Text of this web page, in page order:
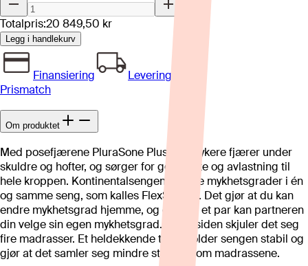
Totalpris:20 849,50 kr
Legg i handlekurv
Finansiering
Levering
Prismatch
Om produktet
Med posefjærene PluraSone Plus har mykere fjærer under
skuldre og hofter, og sørger for god støtte og avlastning til
hele kroppen. Kontinentalsengen har fire mykhetsgrader i én
og samme seng, som kalles FlexSystem. Det gjør at du kan
endre mykhetsgrad hjemme, og er dere et par kan partneren
din velge sin egen mykhetsgrad. På innsiden skjuler det seg
fire madrasser. Et heldekkende trekk holder sengen stabil og
gjør at det samler seg mindre støv mellom madrassene.